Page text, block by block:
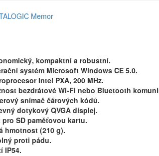
kompaktní a robustní.
systém Microsoft Windows CE 5.0.
Intel PXA, 200 MHz.
bezdrátové Wi-Fi nebo Bluetooth
snímač čárových kódů.
dotykový QVGA displej.
pro SD paměťovou kartu.
hmotnost (210 g).
proti pádu.
IP54.